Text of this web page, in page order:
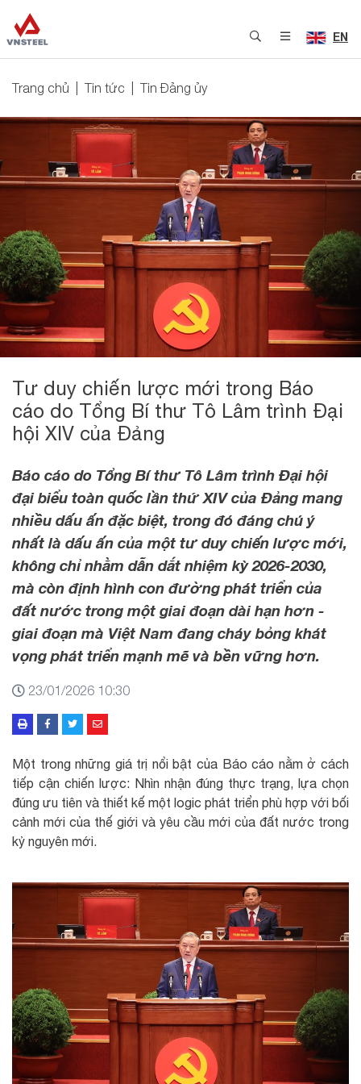
EN
Trang chủ Tin tức Tin Đảng ủy
Tư duy chiến lược mới trong Báo
cáo do Tổng Bí thư Tô Lâm trình Đại
hội XIV của Đảng
Báo cáo do Tổng Bí thư Tô Lâm trình Đại hội
đại biểu toàn quốc lần thứ XIV của Đảng mang
nhiều dấu ấn đặc biệt, trong đó đáng chú ý
nhất là dấu ấn của một tư duy chiến lược mới,
không chỉ nhằm dẫn dắt nhiệm kỳ 2026-2030,
mà còn định hình con đường phát triển của
đất nước trong một giai đoạn dài hạn hơn -
giai đoạn mà Việt Nam đang cháy bỏng khát
vọng phát triển mạnh mẽ và bền vững hơn.
23/01/2026 10:30
Một trong những giá trị nổi bật của Báo cáo nằm ở cách
tiếp cận chiến lược: Nhìn nhận đúng thực trạng, lựa chọn
đúng ưu tiên và thiết kế một logic phát triển phù hợp với bối
cảnh mới của thế giới và yêu cầu mới của đất nước trong
kỷ nguyên mới.